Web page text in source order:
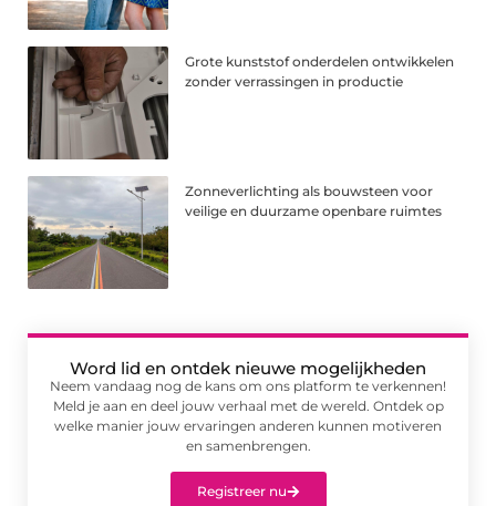
Grote kunststof onderdelen ontwikkelen
zonder verrassingen in productie
Zonneverlichting als bouwsteen voor
veilige en duurzame openbare ruimtes
Word lid en ontdek nieuwe mogelijkheden
Neem vandaag nog de kans om ons platform te verkennen!
Meld je aan en deel jouw verhaal met de wereld. Ontdek op
welke manier jouw ervaringen anderen kunnen motiveren
en samenbrengen.
Registreer nu